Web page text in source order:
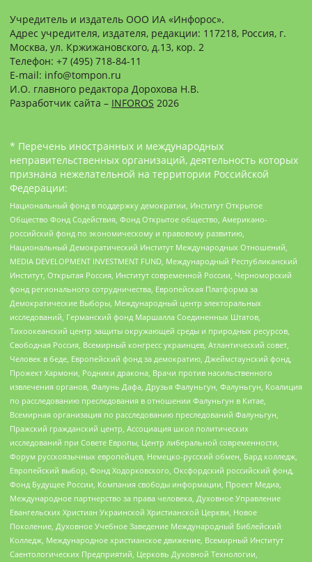
Учредитель и издатель ООО ИА «Инфорос».
Адрес учредителя, издателя, редакции: 117218, Россия, г.
Москва, ул. Кржижановского, д.13, кор. 2
Телефон: +7 (495) 718-84-11
E-mail: info@tompon.ru
И.О. главного редактора Дорохова Н.В.
Разработчик сайта – INFOROS 2026
* Перечень иностранных и международных
неправительственных организаций, деятельность которых
признана нежелательной на территории Российской
Федерации:
Национальный фонд в поддержку демократии, Институт Открытое
Общество Фонд Содействия, Фонд Открытое общество, Американо-
российский фонд по экономическому и правовому развитию,
Национальный Демократический Институт Международных Отношений,
MEDIA DEVELOPMENT INVESTMENT FUND, Международный Республиканский
Институт, Открытая Россия, Институт современной России, Черноморский
фонд регионального сотрудничества, Европейская Платформа за
Демократические Выборы, Международный центр электоральных
исследований, Германский фонд Маршалла Соединенных Штатов,
Тихоокеанский центр защиты окружающей среды и природных ресурсов,
Свободная Россия, Всемирный конгресс украинцев, Атлантический совет,
Человек в беде, Европейский фонд за демократию, Джеймстаунский фонд,
Прожект Хармони, Родники дракона, Врачи против насильственного
извлечения органов, Фалунь Дафа, Друзья Фалуньгун, Фалуньгун, Коалиция
по расследованию преследования в отношении Фалуньгун в Китае,
Всемирная организация по расследованию преследований Фалуньгун,
Пражский гражданский центр, Ассоциация школ политических
исследований при Совете Европы, Центр либеральной современности,
Форум русскоязычных европейцев, Немецко-русский обмен, Бард колледж,
Европейский выбор, Фонд Ходорковского, Оксфордский российский фонд,
Фонд Будущее России, Компания свободы информации, Проект Медиа,
Международное партнерство за права человека, Духовное Управление
Евангельских Христиан Украинской Христианской Церкви, Новое
Поколение, Духовное Учебное Заведение Международный Библейский
Колледж, Международное христианское движение, Всемирный Институт
Саентологических Предприятий, Церковь Духовной Технологии,